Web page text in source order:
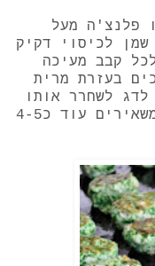
פלנצ'ה מעל
לכיסוי דקיק
קבב מעיכה
והופכים בעזרת מרית
לשחרר אותו
מהמחבת שלא ישארו חתיכות). משאירים עוד כ4-5